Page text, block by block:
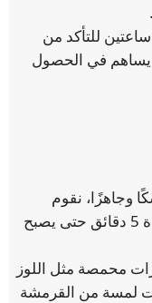
للتأكد من
يساهم في الحصول
وجاهزًا، نقوم
بإخراجه من الفريزر ونتركه لمدة 5 دقائق حتى يصبح
محمصة مثل اللوز
لمسة من القرمشة